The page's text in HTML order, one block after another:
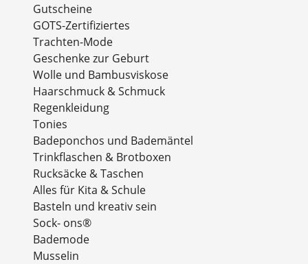
Gutscheine
GOTS-Zertifiziertes
Trachten-Mode
Geschenke zur Geburt
Wolle und Bambusviskose
Haarschmuck & Schmuck
Regenkleidung
Tonies
Badeponchos und Bademäntel
Trinkflaschen & Brotboxen
Rucksäcke & Taschen
Alles für Kita & Schule
Basteln und kreativ sein
Sock- ons®
Bademode
Musselin